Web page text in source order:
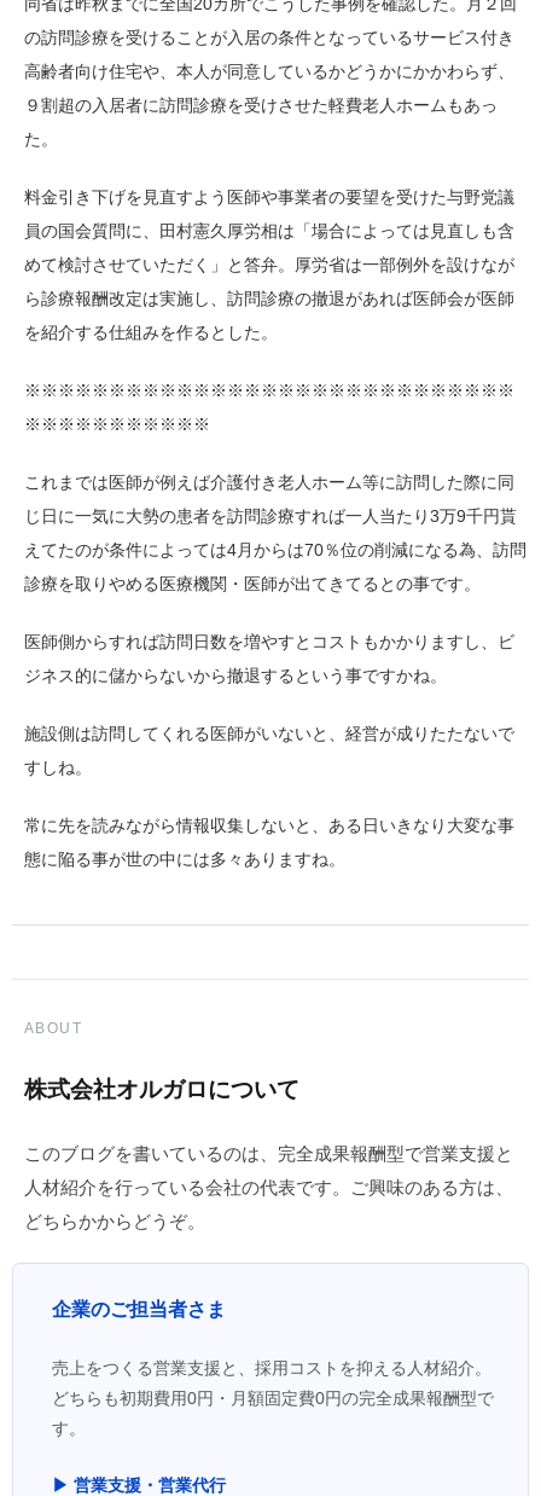
の訪問診療を受けることが入居の条件となっているサービス付き
高齢者向け住宅や、本人が同意しているかどうかにかかわらず、
９割超の入居者に訪問診療を受けさせた軽費老人ホームもあっ
た。
料金引き下げを見直すよう医師や事業者の要望を受けた与野党議
員の国会質問に、田村憲久厚労相は「場合によっては見直しも含
めて検討させていただく」と答弁。厚労省は一部例外を設けなが
ら診療報酬改定は実施し、訪問診療の撤退があれば医師会が医師
を紹介する仕組みを作るとした。
※※※※※※※※※※※※※※※※※※※※※※※※※※※※※
※※※※※※※※※※※
これまでは医師が例えば介護付き老人ホーム等に訪問した際に同
じ日に一気に大勢の患者を訪問診療すれば一人当たり3万9千円貰
えてたのが条件によっては4月からは70％位の削減になる為、訪問
診療を取りやめる医療機関・医師が出てきてるとの事です。
医師側からすれば訪問日数を増やすとコストもかかりますし、ビ
ジネス的に儲からないから撤退するという事ですかね。
施設側は訪問してくれる医師がいないと、経営が成りたたないで
すしね。
常に先を読みながら情報収集しないと、ある日いきなり大変な事
態に陥る事が世の中には多々ありますね。
ABOUT
株式会社オルガロについて
このブログを書いているのは、完全成果報酬型で営業支援と
人材紹介を行っている会社の代表です。ご興味のある方は、
どちらかからどうぞ。
企業のご担当者さま
売上をつくる営業支援と、採用コストを抑える人材紹介。
どちらも初期費用0円・月額固定費0円の完全成果報酬型で
す。
▶ 営業支援・営業代行